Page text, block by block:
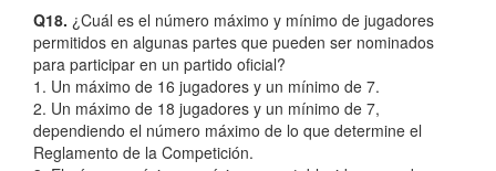
Q18. ¿Cuál es el número máximo y mínimo de jugadores
permitidos en algunas partes que pueden ser nominados
para participar en un partido oficial?
1. Un máximo de 16 jugadores y un mínimo de 7.
2. Un máximo de 18 jugadores y un mínimo de 7,
dependiendo el número máximo de lo que determine el
Reglamento de la Competición.